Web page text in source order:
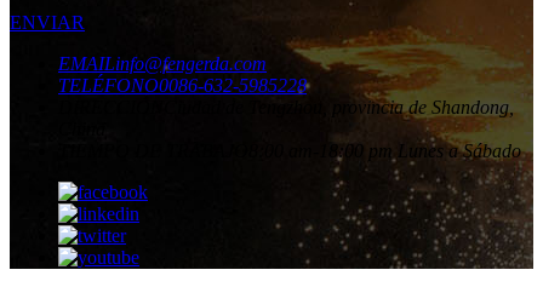
ENVIAR
EMAILinfo@fengerda.com
TELÉFONO0086-632-5985228
Ciudad de Tengzhou, provincia de Shandong,
8:00 am-18:00 pm Lunes a Sábado